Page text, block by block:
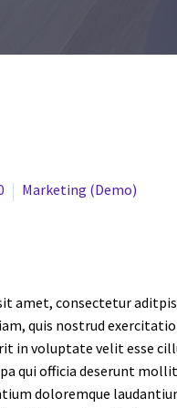
Marketing (Demo)
amet, consectetur
quis nostrud
in voluptate velit esse
qui officia deserunt
doloremque